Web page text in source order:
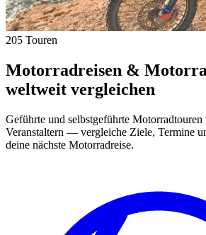
205 Touren
Motorradreisen &
weltweit vergleichen
Geführte und selbstgeführte Motorradtouren
Veranstaltern — vergleiche Ziele, Termine
deine nächste Motorradreise.